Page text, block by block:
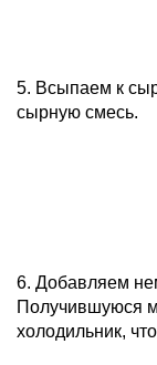
5. Всыпаем к
сырную смесь.
6. Добавляем
Получившуюся
холодильник,